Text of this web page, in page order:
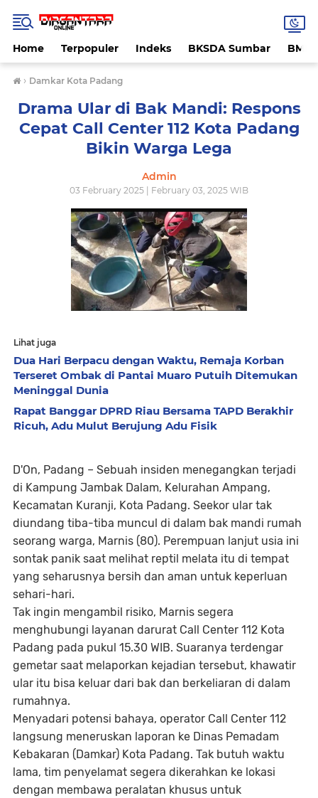
Home Terpopuler Indeks BKSDA Sumbar
› Damkar Kota Padang
Drama Ular di Bak Mandi: Respons
Cepat Call Center 112 Kota Padang
Bikin Warga Lega
Admin
03 February 2025 | February 03, 2025 WIB
Lihat juga
Dua Hari Berpacu dengan Waktu, Remaja Korban
Terseret Ombak di Pantai Muaro Putuih Ditemukan
Meninggal Dunia
Rapat Banggar DPRD Riau Bersama TAPD Berakhir
Ricuh, Adu Mulut Berujung Adu Fisik
D'On, Padang – Sebuah insiden menegangkan terjadi
di Kampung Jambak Dalam, Kelurahan Ampang,
Kecamatan Kuranji, Kota Padang. Seekor ular tak
diundang tiba-tiba muncul di dalam bak mandi rumah
seorang warga, Marnis (80). Perempuan lanjut usia ini
sontak panik saat melihat reptil melata itu di tempat
yang seharusnya bersih dan aman untuk keperluan
sehari-hari.
Tak ingin mengambil risiko, Marnis segera
menghubungi layanan darurat Call Center 112 Kota
Padang pada pukul 15.30 WIB. Suaranya terdengar
gemetar saat melaporkan kejadian tersebut, khawatir
ular itu bisa keluar dari bak dan berkeliaran di dalam
rumahnya.
Menyadari potensi bahaya, operator Call Center 112
langsung meneruskan laporan ke Dinas Pemadam
Kebakaran (Damkar) Kota Padang. Tak butuh waktu
lama, tim penyelamat segera dikerahkan ke lokasi
dengan membawa peralatan khusus untuk